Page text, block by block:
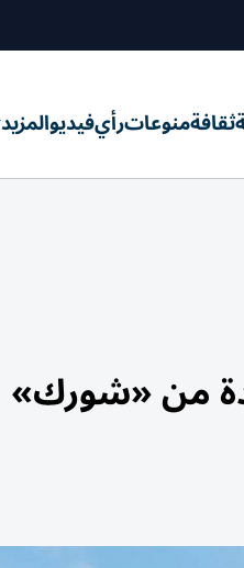
ثقافةمنوعاترأيفيديوالمزيد